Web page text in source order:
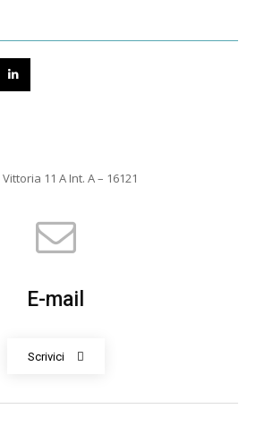
11 A Int. A – 16121
E-mail
Scrivici